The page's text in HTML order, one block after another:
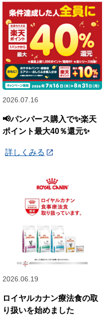
2026.07.16
📢パンパース購入で✨楽天
ポイント最大40％還元✨
詳しくみる
2026.06.19
ロイヤルカナン療法食の取
り扱いを始めました